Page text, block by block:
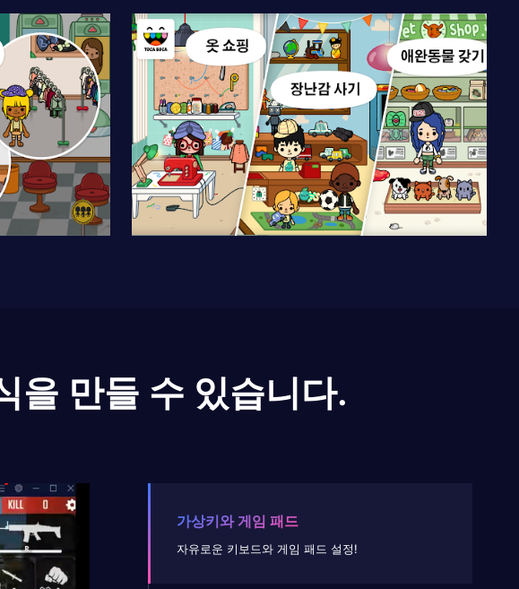
을 만들 수 있습니다.
가상키와 게임 패드
자유로운 키보드와 게임 패드 설정!